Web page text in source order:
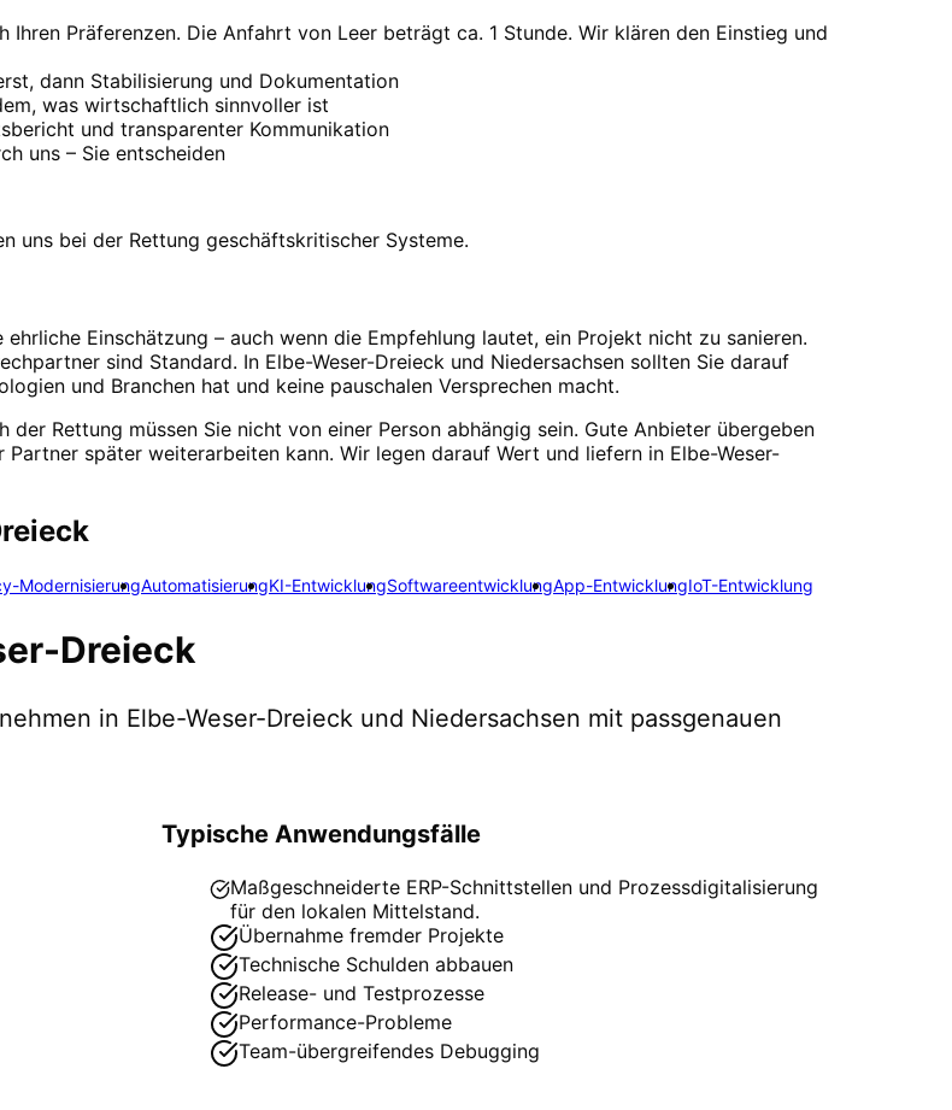
Präferenzen. Die Anfahrt von Leer beträgt ca. 1 Stunde. Wir klären den Einstieg und
dann Stabilisierung und Dokumentation
was wirtschaftlich sinnvoller ist
und transparenter Kommunikation
uns – Sie entscheiden
uns bei der Rettung geschäftskritischer Systeme.
Einschätzung – auch wenn die Empfehlung lautet, ein Projekt nicht zu sanieren.
sind Standard. In Elbe-Weser-Dreieck und Niedersachsen sollten Sie darauf
und Branchen hat und keine pauschalen Versprechen macht.
Rettung müssen Sie nicht von einer Person abhängig sein. Gute Anbieter übergeben
später weiterarbeiten kann. Wir legen darauf Wert und liefern in Elbe-Weser-
ModernisierungAutomatisierungKI-EntwicklungSoftwareentwicklungApp-EntwicklungIoT-Entwicklung
Dreieck
in Elbe-Weser-Dreieck und Niedersachsen mit passgenauen
Typische Anwendungsfälle
Maßgeschneiderte ERP-Schnittstellen und Prozessdigitalisierung
für den lokalen Mittelstand.
Übernahme fremder Projekte
Technische Schulden abbauen
Release- und Testprozesse
Performance-Probleme
Team-übergreifendes Debugging